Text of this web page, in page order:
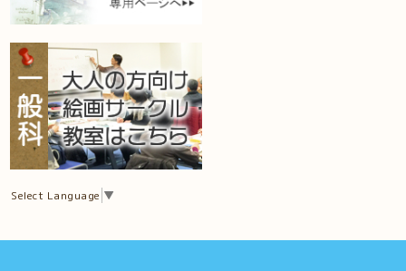
Select Language ▼